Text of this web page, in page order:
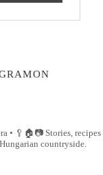
• 🥄🏠📷Stories, recipes
countryside.